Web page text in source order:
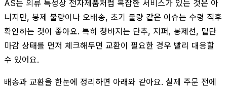
AS는 의류 특성상 전자제품처럼 복잡한 서비스가 있는 것은 아
니지만, 봉제 불량이나 오배송, 초기 불량 같은 이슈는 수령 직후
확인하는 것이 좋아요. 특히 청바지는 단추, 지퍼, 봉제선, 밑단
마감 상태를 먼저 체크해두면 교환이 필요한 경우 빨리 대응할
수 있어요.
배송과 교환을 한눈에 정리하면 아래와 같아요. 실제 주문 전에